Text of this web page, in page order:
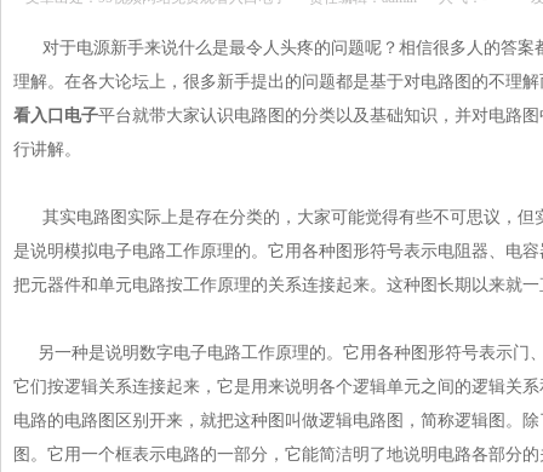
对于电源新手来说什么是最令人头疼的问题呢？相信很多人的答案都
理解。在各大论坛上，很多新手提出的问题都是基于对电路图的不理解
看入口电子平台就带大家认识电路图的分类以及基础知识，并对电
行讲解。
其实电路图实际上是存在分类的，大家可能觉得有些不可思议，
是说明模拟电子电路工作原理的。它用各种图形符号表示电阻器、电容
把元器件和单元电路按工作原理的关系连接起来。这种图长期以来就一
另一种是说明数字电子电路工作原理的。它用各种图形符号表示门
它们按逻辑关系连接起来，它是用来说明各个逻辑单元之间的逻辑关系和
电路的电路图区别开来，就把这种图叫做逻辑电路图，简称逻辑图
图。它用一个框表示电路的一部分，它能简洁明了地说明电路各部分的